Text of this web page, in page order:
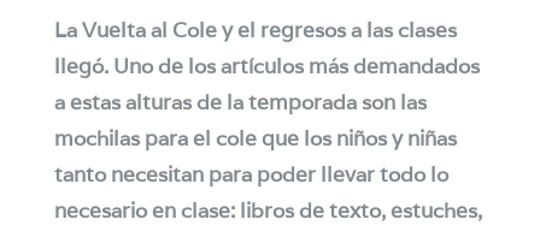
La Vuelta al Cole y el regresos a las clases
llegó. Uno de los artículos más demandados
a estas alturas de la temporada son las
mochilas para el cole que los niños y niñas
tanto necesitan para poder llevar todo lo
necesario en clase: libros de texto, estuches,